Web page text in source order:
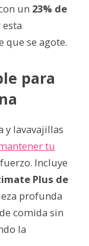
un 23% de
que se agote.
para
y lavavajillas
tu
Incluye
Plus de
profunda
comida sin
la